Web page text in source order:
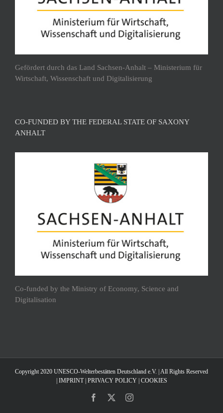
Gefördert durch das Land Sachsen-Anhalt – Ministerium für
Wirtschaft, Wissenschaft und Digitalisierung
CO-FUNDED BY THE FEDERAL STATE OF SAXONY
ANHALT
Co-funded by the Ministry of Economy, Science and
Digitalisation
Copyright 2020 UNESCO-Welterbestätten Deutschland e.V. | All Rights Reserved
IMPRINT| PRIVACY POLICY| COOKIES
Facebook Instagram